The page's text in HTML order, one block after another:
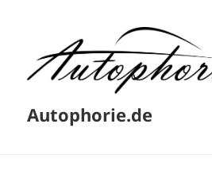
Autophorie.de